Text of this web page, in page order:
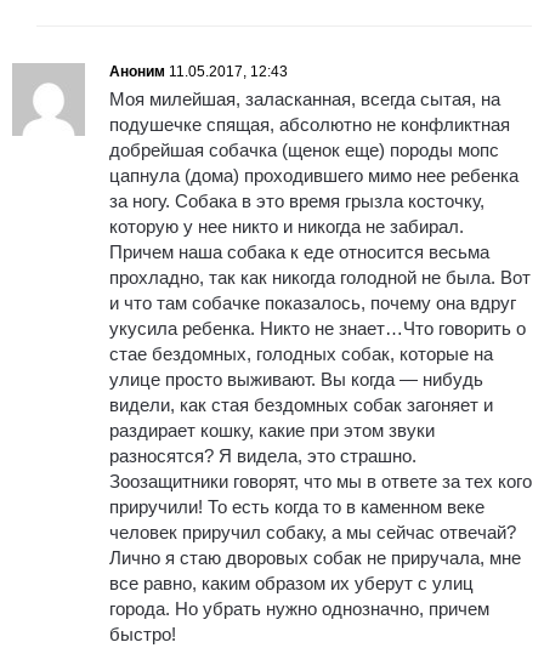
Аноним 11.05.2017, 12:43
Моя милейшая, заласканная, всегда сытая, на
подушечке спящая, абсолютно не конфликтная
добрейшая собачка (щенок еще) породы мопс
цапнула (дома) проходившего мимо нее ребенка
за ногу. Собака в это время грызла косточку,
которую у нее никто и никогда не забирал.
Причем наша собака к еде относится весьма
прохладно, так как никогда голодной не была. Вот
и что там собачке показалось, почему она вдруг
укусила ребенка. Никто не знает…Что говорить о
стае бездомных, голодных собак, которые на
улице просто выживают. Вы когда — нибудь
видели, как стая бездомных собак загоняет и
раздирает кошку, какие при этом звуки
разносятся? Я видела, это страшно.
Зоозащитники говорят, что мы в ответе за тех кого
приручили! То есть когда то в каменном веке
человек приручил собаку, а мы сейчас отвечай?
Лично я стаю дворовых собак не приручала, мне
все равно, каким образом их уберут с улиц
города. Но убрать нужно однозначно, причем
быстро!